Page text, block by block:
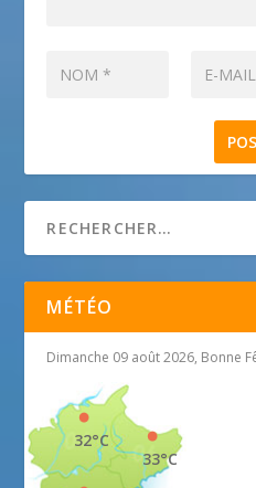
MÉTÉO
Dimanche 09 août 2026, Bonne
33°C
32°C